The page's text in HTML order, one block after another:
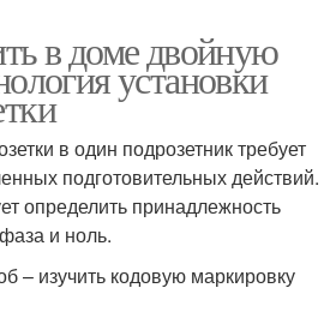
в доме двойную
установки
в один подрозетник требует
подготовительных действий.
определить принадлежность
и ноль.
– изучить кодовую маркировку